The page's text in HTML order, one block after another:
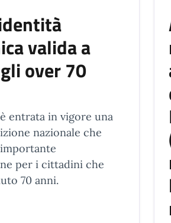
valida a
over 70
entrata in vigore una
nazionale che
per i cittadini che
70 anni.